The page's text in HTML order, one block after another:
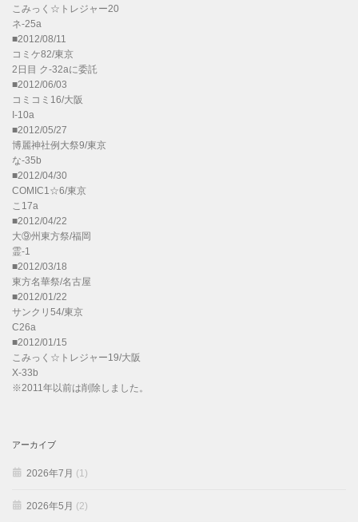
こみっく☆トレジャー20
ネ-25a
■2012/08/11
コミケ82/東京
2日目 ク-32aに委託
■2012/06/03
コミコミ16/大阪
I-10a
■2012/05/27
博麗神社例大祭9/東京
な-35b
■2012/04/30
COMIC1☆6/東京
こ17a
■2012/04/22
大⑨州東方祭/福岡
霊-1
■2012/03/18
東方名華祭/名古屋
■2012/01/22
サンクリ54/東京
C26a
■2012/01/15
こみっく☆トレジャー19/大阪
X-33b
※2011年以前は削除しました。
アーカイブ
2026年7月 (1)
2026年5月 (2)